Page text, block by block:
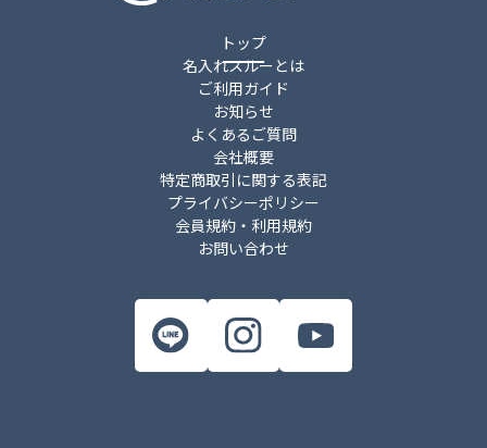
トップ
名入れスルーとは
ご利用ガイド
お知らせ
よくあるご質問
会社概要
特定商取引に関する表記
プライバシーポリシー
会員規約・利用規約
お問い合わせ